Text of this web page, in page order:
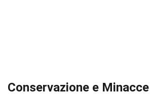
Conservazione e Minacce